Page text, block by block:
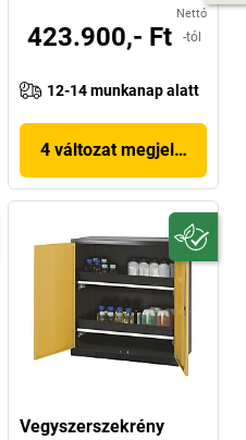
Nettó
423.900,- Ft -tól
12-14 munkanap alatt
4 változat megjelenítése
Vegyszerszekrény